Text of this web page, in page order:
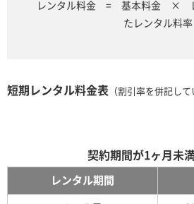
レンタル料金 = 基本料金 × レ
たレンタル料率
短期レンタル料金表 （割引率を併記して
契約期間が1ヶ月未
レンタル期間